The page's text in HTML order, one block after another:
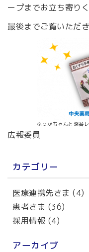
ープまでお立ち寄り
最後までご覧いただ
ふっかちゃんと深谷
広報委員
カテゴリー
医療連携先さま (4)
患者さま (36)
採用情報 (4)
アーカイブ